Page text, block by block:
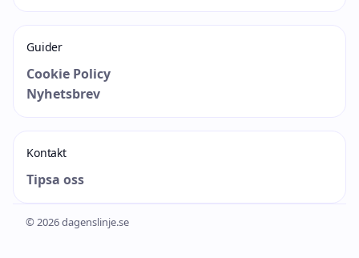
Guider
Cookie Policy
Nyhetsbrev
Kontakt
Tipsa oss
© 2026 dagenslinje.se